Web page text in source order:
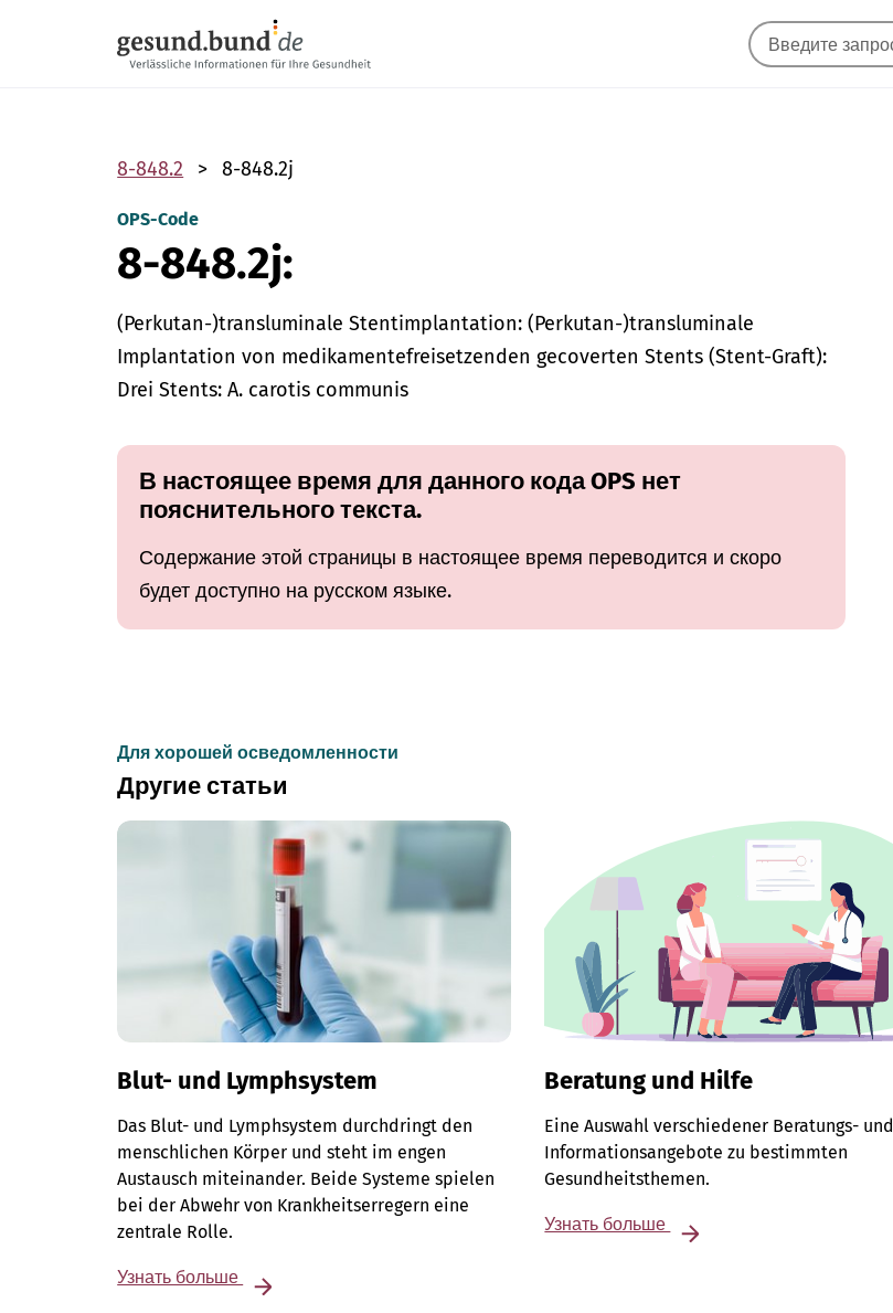
8-848.2 8-848.2j
OPS-Code
8-848.2j:
(Perkutan-)transluminale Stentimplantation: (Perkutan-)transluminale
Implantation von medikamentefreisetzenden gecoverten Stents (Stent-Graft):
Drei Stents: A. carotis communis
В настоящее время для данного кода OPS нет
пояснительного текста.
Содержание этой страницы в настоящее время переводится и скоро
будет доступно на русском языке.
Для хорошей осведомленности
Другие статьи
Blut- und Lymphsystem
Das Blut- und Lymphsystem durchdringt den
menschlichen Körper und steht im engen
Austausch miteinander. Beide Systeme spielen
bei der Abwehr von Krankheitserregern eine
zentrale Rolle.
Узнать больше
Beratung und Hilfe
Eine Auswahl verschiedener Beratungs- und
Informationsangebote zu bestimmten
Gesundheitsthemen.
Узнать больше